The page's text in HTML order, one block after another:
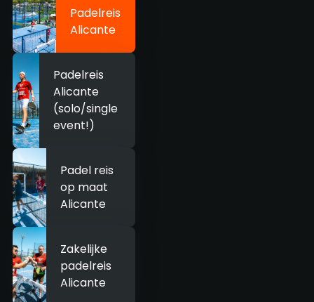
Padelreis
Alicante
Padelreis
Alicante
(solo/single
event!)
Padel reis
op maat
Alicante
Zakelijke
padelreis
Alicante